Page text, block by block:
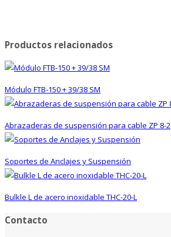
Productos relacionados
Módulo FTB-150 + 39/38 SM
Abrazaderas de suspensión para cable ZP 8-2
Soportes de Anclajes y Suspensión
Bulkle L de acero inoxidable THC-20-L
Contacto